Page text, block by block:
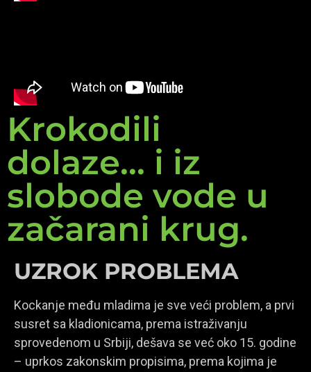
Krokodili
dolaze... i iz
slobode vode u
začarani krug.
UZROK PROBLEMA
Kockanje među mladima je sve veći problem, a prvi
susret sa kladionicama, prema istraživanju
sprovedenom u Srbiji, dešava se već oko 15. godine
– uprkos zakonskim propisima, prema kojima je